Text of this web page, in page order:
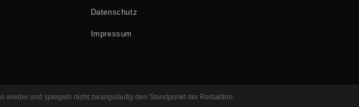
Datenschutz
Impressum
wieder und spiegeln nicht zwangsläufig den Standpunkt der Redaktion.